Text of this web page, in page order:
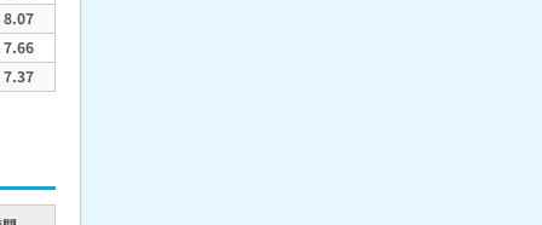
8.07
7.66
7.37